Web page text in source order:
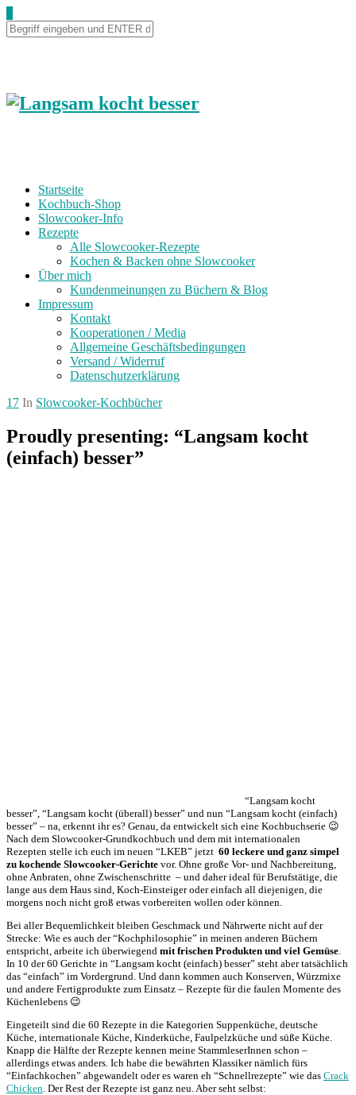
Startseite
Kochbuch-Shop
Slowcooker-Info
Rezepte
Alle Slowcooker-Rezepte
Kochen & Backen ohne Slowcooker
Über mich
Kundenmeinungen zu Büchern & Blog
Impressum
Kontakt
Kooperationen / Media
Allgemeine Geschäftsbedingungen
Versand / Widerruf
Datenschutzerklärung
17 In Slowcooker-Kochbücher
Proudly presenting: “Langsam kocht
(einfach) besser”
“Langsam kocht
besser”, “Langsam kocht (überall) besser” und nun “Langsam kocht (einfach)
besser” – na, erkennt ihr es? Genau, da entwickelt sich eine Kochbuchserie 😉
Nach dem Slowcooker-Grundkochbuch und dem mit internationalen
Rezepten stelle ich euch im neuen “LKEB” jetzt 60 leckere und ganz simpel
zu kochende Slowcooker-Gerichte vor. Ohne große Vor- und Nachbereitung,
ohne Anbraten, ohne Zwischenschritte – und daher ideal für Berufstätige, die
lange aus dem Haus sind, Koch-Einsteiger oder einfach all diejenigen, die
morgens noch nicht groß etwas vorbereiten wollen oder können.
Bei aller Bequemlichkeit bleiben Geschmack und Nährwerte nicht auf der
Strecke: Wie es auch der “Kochphilosophie” in meinen anderen Büchern
entspricht, arbeite ich überwiegend mit frischen Produkten und viel Gemüse
In 10 der 60 Gerichte in “Langsam kocht (einfach) besser” steht aber tatsächlich
das “einfach” im Vordergrund. Und dann kommen auch Konserven, Würzmixe
und andere Fertigprodukte zum Einsatz – Rezepte für die faulen Momente des
Küchenlebens 😉
Eingeteilt sind die 60 Rezepte in die Kategorien Suppenküche, deutsche
Küche, internationale Küche, Kinderküche, Faulpelzküche und süße Küche.
Knapp die Hälfte der Rezepte kennen meine StammleserInnen schon –
allerdings etwas anders. Ich habe die bewährten Klassiker nämlich fürs
“Einfachkochen” abgewandelt oder es waren eh “Schnellrezepte” wie das Crack
Chicken . Der Rest der Rezepte ist ganz neu. Aber seht selbst: